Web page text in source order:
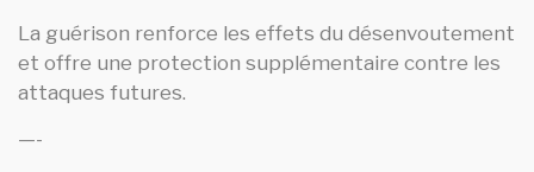
La guérison renforce les effets du désenvoutement
et offre une protection supplémentaire contre les
attaques futures.
—-